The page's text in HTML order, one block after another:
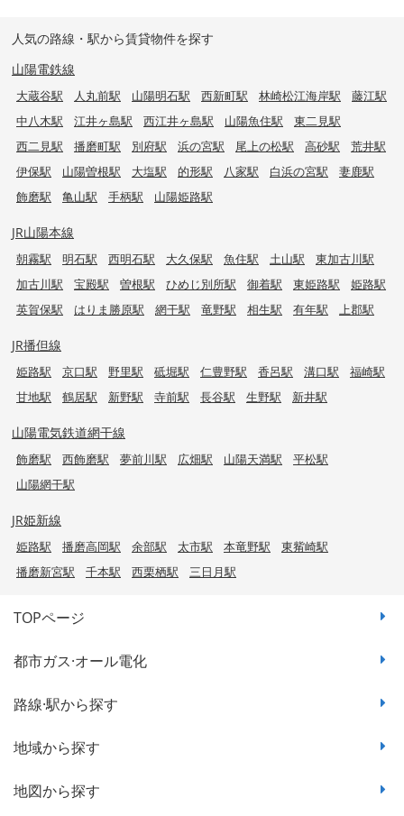
人気の路線・駅から賃貸物件を探す
山陽電鉄線
大蔵谷駅 人丸前駅 山陽明石駅 西新町駅 林崎松江海岸駅
藤江駅
中八木駅
江井ヶ島駅 西江井ヶ島駅 山陽魚住駅
東二見駅
西二見駅
播磨町駅 別府駅 浜の宮駅 尾上の松駅 高砂駅
荒井駅
伊保駅
山陽曽根駅 大塩駅 的形駅 八家駅 白浜の宮駅
妻鹿駅
飾磨駅
亀山駅 手柄駅 山陽姫路駅
JR山陽本線
朝霧駅 明石駅 西明石駅 大久保駅 魚住駅 土山駅
東加古川駅
加古川駅
宝殿駅 曽根駅 ひめじ別所駅 御着駅 東姫路駅
姫路駅
英賀保駅
はりま勝原駅 網干駅 竜野駅 相生駅 有年駅 上郡駅
JR播但線
姫路駅 京口駅 野里駅 砥堀駅 仁豊野駅 香呂駅 溝口駅
福崎駅
甘地駅
鶴居駅 新野駅 寺前駅 長谷駅 生野駅 新井駅
山陽電気鉄道網干線
飾磨駅 西飾磨駅 夢前川駅 広畑駅 山陽天満駅
平松駅
山陽網干駅
JR姫新線
姫路駅 播磨高岡駅 余部駅 太市駅 本竜野駅
東觜崎駅
播磨新宮駅
千本駅 西栗栖駅 三日月駅
TOPページ
都市ガス·オール電化
路線·駅から探す
地域から探す
地図から探す